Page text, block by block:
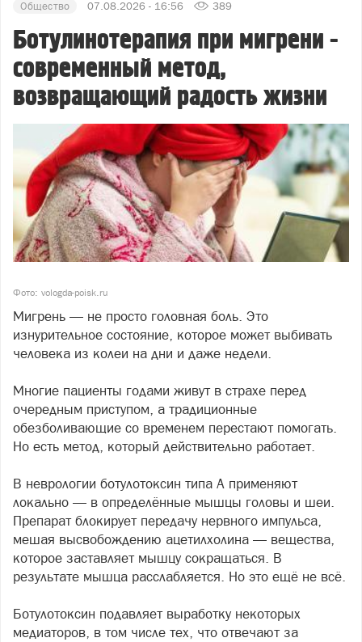
Общество 07.08.2026 - 16:56 389
Ботулинотерапия при мигрени -
современный метод,
возвращающий радость жизни
Фото: vologda-poisk.ru
Мигрень — не просто головная боль. Это
изнурительное состояние, которое может выбивать
человека из колеи на дни и даже недели.
Многие пациенты годами живут в страхе перед
очередным приступом, а традиционные
обезболивающие со временем перестают помогать.
Но есть метод, который действительно работает.
В неврологии ботулотоксин типа А применяют
локально — в определённые мышцы головы и шеи.
Препарат блокирует передачу нервного импульса,
мешая высвобождению ацетилхолина — вещества,
которое заставляет мышцу сокращаться. В
результате мышца расслабляется. Но это ещё не всё.
Ботулотоксин подавляет выработку некоторых
медиаторов, в том числе тех, что отвечают за